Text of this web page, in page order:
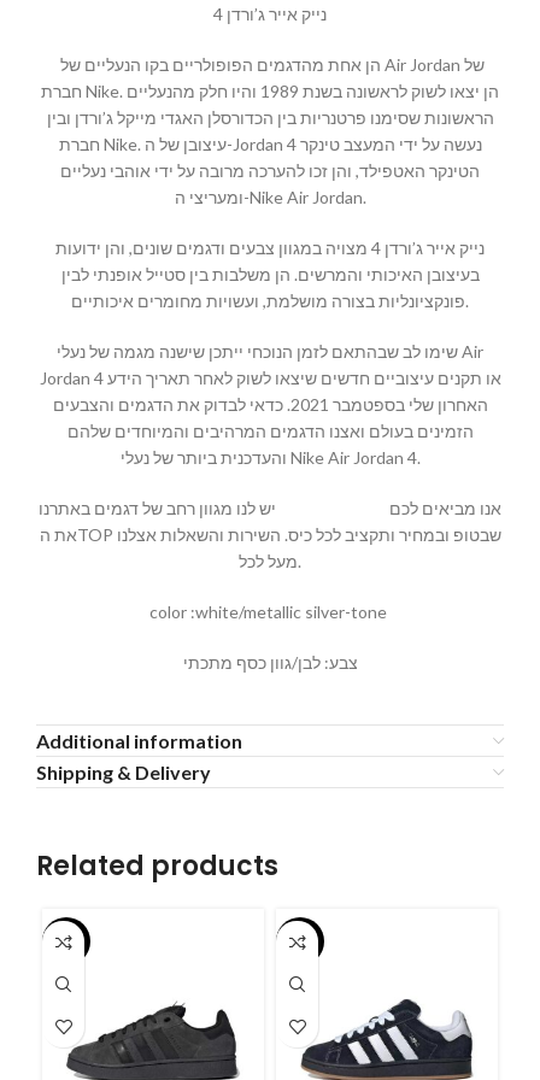
נייק אייר ג’ורדן 4
חברת Nike. הן יצאו לשוק לראשונה בשנת 1989 והיו חלק מהנעליים
הראשונות שסימנו פרטנריות בין הכדורסלן האגדי מייקל ג’ורדן ובין
חברת Nike. עיצובן של ה-Jordan 4 נעשה על ידי המעצב טינקר
הטינקר האטפילד, והן זכו להערכה מרובה על ידי אוהבי נעליים
ומעריצי ה-Nike Air Jordan.
נייק אייר ג’ורדן 4 מצויה במגוון צבעים ודגמים שונים, והן ידועות
בעיצובן האיכותי והמרשים. הן משלבות בין סטייל אופנתי לבין
פונקציונליות בצורה מושלמת, ועשויות מחומרים איכותיים.
שימו לב שבהתאם לזמן הנוכחי ייתכן שישנה מגמה של נעלי Air
Jordan 4 או תקנים עיצוביים חדשים שיצאו לשוק לאחר תאריך הידע
האחרון שלי בספטמבר 2021. כדאי לבדוק את הדגמים והצבעים
הזמינים בעולם ואצנו הדגמים המרהיבים והמיוחדים שלהם
והעדכנית ביותר של נעלי Nike Air Jordan 4.
את הTOP שבטופ ובמחיר ותקציב לכל כיס. השירות והשאלות אצלנו
מעל לכל.
color :white/metallic silver-tone
צבע: לבן/גוון כסף מתכתי
Additional information
Shipping & Delivery
Related products
-55% -55%